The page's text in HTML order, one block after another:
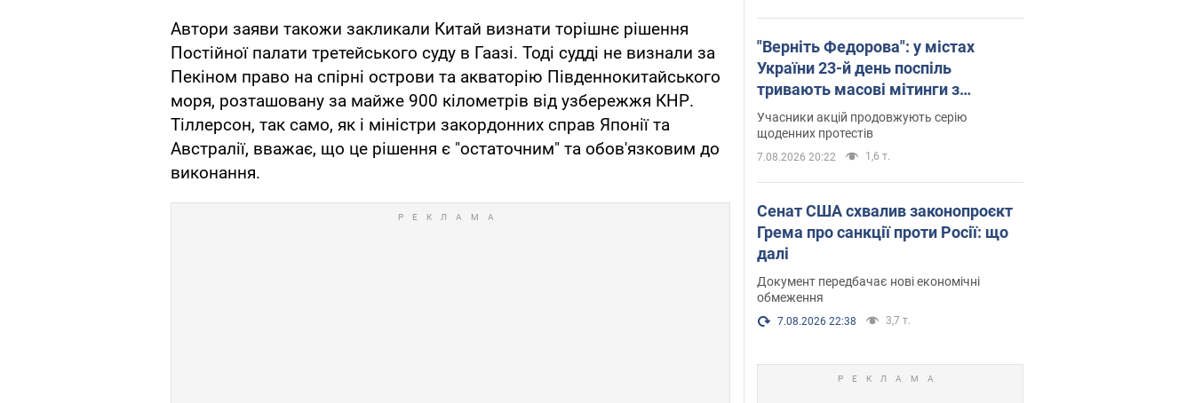
Автори заяви такожи закликали Китай визнати торішнє рішення
Постійної палати третейського суду в Гаазі. Тоді судді не визнали за
Пекіном право на спірні острови та акваторію Південнокитайського
моря, розташовану за майже 900 кілометрів від узбережжя КНР.
Тіллерсон, так само, як і міністри закордонних справ Японії та
Австралії, вважає, що це рішення є "остаточним" та обов'язковим до
виконання.
"Верніть Федорова": у містах
України 23-й день поспіль
тривають масові мітинги з
картонками. Фото і відео
Учасники акцій продовжують серію
щоденних протестів
7.08.2026 20:22 1,6 т.
Сенат США схвалив законопроєкт
Грема про санкції проти Росії: що
далі
Документ передбачає нові економічні
обмеження
7.08.2026 22:38 3,7 т.